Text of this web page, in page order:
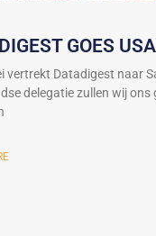
GOES
vertrekt Datadigest naar
delegatie zullen wij